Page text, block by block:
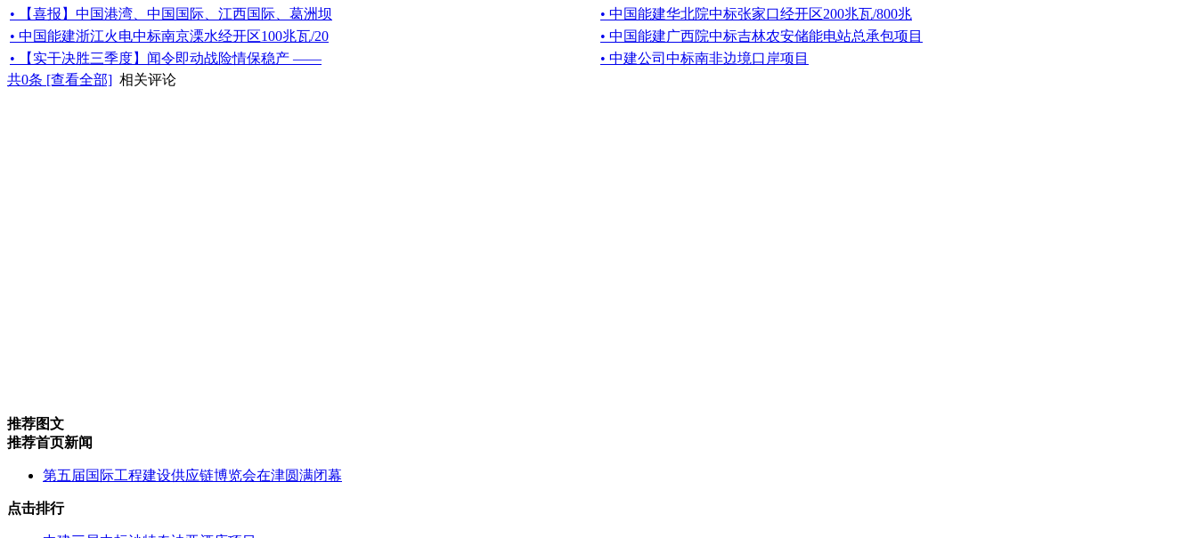
• 【喜报】中国港湾、中国国际、江西国际、葛洲坝
• 中国能建华北院中标张家口经开区200兆瓦/800兆
• 中国能建浙江火电中标南京溧水经开区100兆瓦/20
• 中国能建广西院中标吉林农安储能电站总承包项目
• 【实干决胜三季度】闻令即动战险情保稳产 ——
• 中建公司中标南非边境口岸项目
共0条 [查看全部] 相关评论
推荐图文
推荐首页新闻
第五届国际工程建设供应链博览会在津圆满闭幕
点击排行